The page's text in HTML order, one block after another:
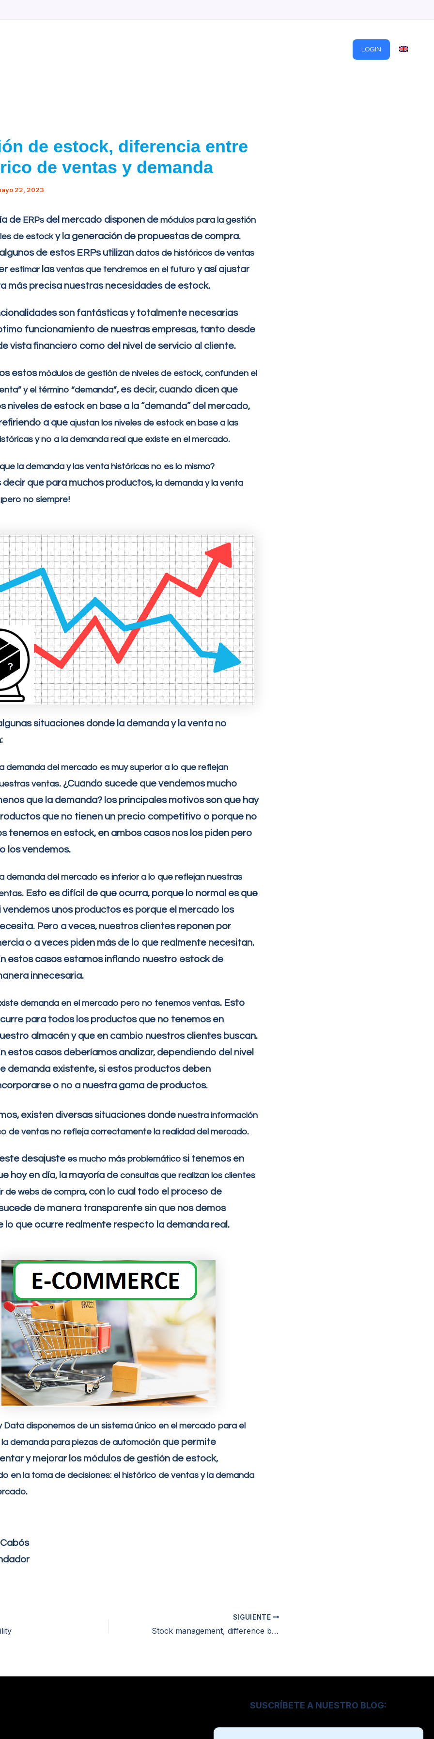
LOGIN
de estock, diferencia entre
de ventas y demanda
22, 2023
de ERPs del mercado disponen de módulos para la gestión
de estocky la generación de propuestas de compra.
de estos ERPs utilizan datos de históricos de ventas
estimar lasventas que tendremos en el futuro y así ajustar
más precisa nuestras necesidades de estock.
son fantásticas y totalmente necesarias
funcionamiento de nuestras empresas, tanto desde
vista financiero como del nivel de servicio al cliente.
estosmódulos de gestión de niveles de estock, confunden el
y el término “demanda”, es decir, cuando dicen que
niveles de estock en base a la “demanda” del mercado,
a que ajustan los niveles de estock en base a las
y no a la demanda real que existe en el mercado.
la demanda y las venta históricas no es lo mismo?
decir que para muchos productos, la demanda y la venta
pero no siempre!
situaciones donde la demanda y la venta no
demanda del mercado es muy superior a lo que reflejan
ventas. ¿Cuando sucede que vendemos mucho
que la demanda? los principales motivos son que hay
que no tienen un precio competitivo o porque no
tenemos en estock, en ambos casos nos los piden pero
los vendemos.
demanda del mercado es inferior a lo que reflejan nuestras
. Esto es difícil de que ocurra, porque lo normal es que
vendemos unos productos es porque el mercado los
Pero a veces, nuestros clientes reponen por
o a veces piden más de lo que realmente necesitan.
estos casos estamos inflando nuestro estock de
innecesaria.
demanda en el mercado pero no tenemos ventas. Esto
para todos los productos que no tenemos en
almacén y que en cambio nuestros clientes buscan.
estos casos deberíamos analizar, dependiendo del nivel
demanda existente, si estos productos deben
o no a nuestra gama de productos.
existen diversas situaciones donde nuestra información
de ventas no refleja correctamente la realidad del mercado.
desajuste es mucho más problemático si tenemos en
hoy en día, la mayoría de consultas que realizan los clientes
de webs de compra, con lo cual todo el proceso de
de manera transparente sin que nos demos
lo que ocurre realmente respecto la demanda real.
Data disponemos de un sistema único en el mercado para el
la demanda para piezas de automoción que permite
y mejorar los módulos de gestión de estock,
en la toma de decisiones: el histórico de ventas y la demanda
.
SIGUIENTE
Stock management, difference between historical sales and demand
SUSCRÍBETE A NUESTRO BLOG: